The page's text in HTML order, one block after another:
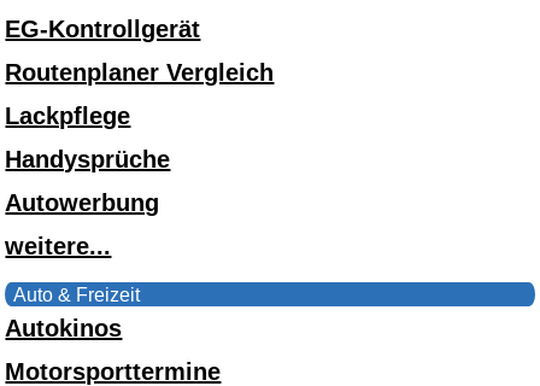
EG-Kontrollgerät
Routenplaner Vergleich
Lackpflege
Handysprüche
Autowerbung
weitere...
Auto & Freizeit
Autokinos
Motorsporttermine